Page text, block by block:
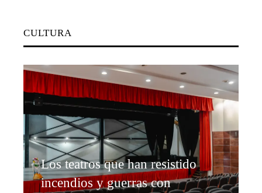
CULTURA
Los teatros que han resistido
incendios y guerras con